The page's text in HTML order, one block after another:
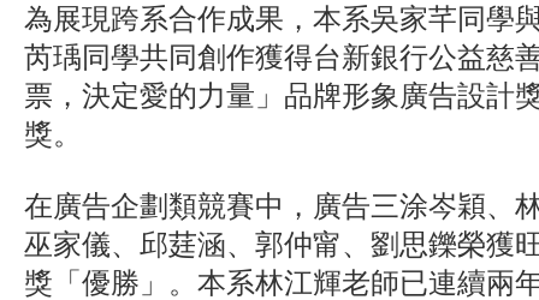
為展現跨系合作成果，本系吳家芊同學
芮瑀同學共同創作獲得台新銀行公益慈
票，決定愛的力量」品牌形象廣告設計
獎。
在廣告企劃類競賽中，廣告三涂岑穎、
巫家儀、邱莛涵、郭仲甯、劉思鑠榮獲
獎「優勝」。本系林江輝老師已連續兩